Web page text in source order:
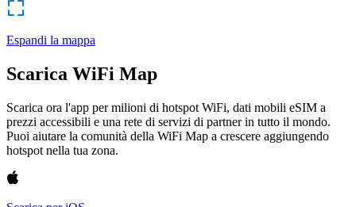
Espandi la mappa
Scarica WiFi Map
Scarica ora l'app per milioni di hotspot WiFi, dati mobili eSIM a
prezzi accessibili e una rete di servizi di partner in tutto il mondo.
Puoi aiutare la comunità della WiFi Map a crescere aggiungendo
hotspot nella tua zona.